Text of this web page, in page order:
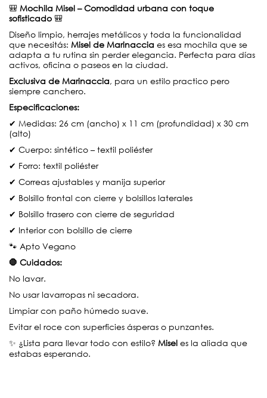
🎒 Mochila Misel – Comodidad urbana con toque
sofisticado 🎒
Diseño limpio, herrajes metálicos y toda la funcionalidad
que necesitás: Misel de Marinaccia es esa mochila que se
adapta a tu rutina sin perder elegancia. Perfecta para días
activos, oficina o paseos en la ciudad.
Exclusiva de Marinaccia, para un estilo practico pero
siempre canchero.
Especificaciones:
✔ Medidas: 26 cm (ancho) x 11 cm (profundidad) x 30 cm
(alto)
✔ Cuerpo: sintético – textil poliéster
✔ Forro: textil poliéster
✔ Correas ajustables y manija superior
✔ Bolsillo frontal con cierre y bolsillos laterales
✔ Bolsillo trasero con cierre de seguridad
✔ Interior con bolsillo de cierre
🐾 Apto Vegano
🛑 Cuidados:
No lavar.
No usar lavarropas ni secadora.
Limpiar con paño húmedo suave.
Evitar el roce con superficies ásperas o punzantes.
✨ ¿Lista para llevar todo con estilo? Misel es la aliada que
estabas esperando.